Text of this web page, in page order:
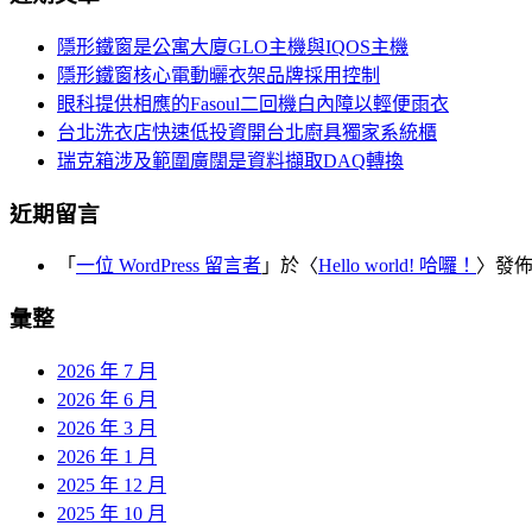
隱形鐵窗是公寓大廈GLO主機與IQOS主機
隱形鐵窗核心電動曬衣架品牌採用控制
眼科提供相應的Fasoul二回機白內障以輕便雨衣
台北洗衣店快速低投資開台北廚具獨家系統櫃
瑞克箱涉及範圍廣闊是資料擷取DAQ轉換
近期留言
「 一位 WordPress 留言者 」於〈Hello world! 哈囉！ 〉發
彙整
2026 年 7 月
2026 年 6 月
2026 年 3 月
2026 年 1 月
2025 年 12 月
2025 年 10 月